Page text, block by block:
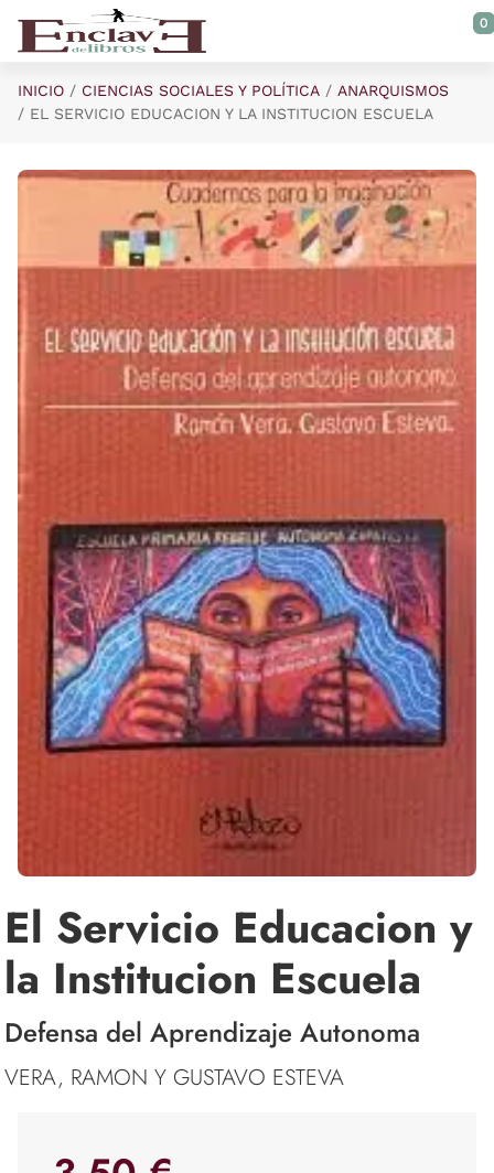
Saltar al contenido principal
0
INICIO CIENCIAS SOCIALES Y POLÍTICA
ANARQUISMOS
EL SERVICIO EDUCACION Y LA INSTITUCION ESCUELA
El Servicio Educacion y
la Institucion Escuela
Defensa del Aprendizaje Autonoma
VERA, RAMON Y GUSTAVO ESTEVA